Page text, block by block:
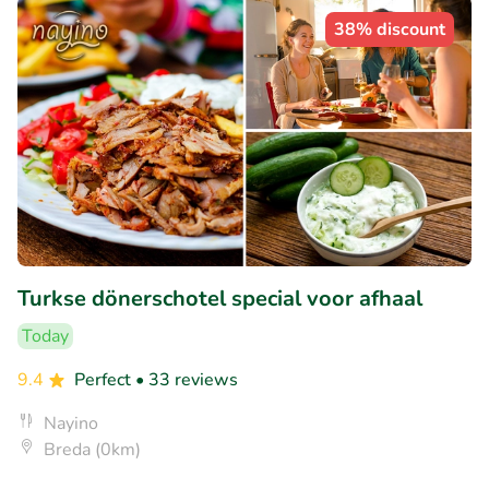
38% discount
Turkse dönerschotel special voor afhaal
Today
9.4
Perfect • 33 reviews
Nayino
Breda (0km)